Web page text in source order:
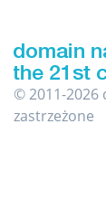
© 2011-
zastrzeżone